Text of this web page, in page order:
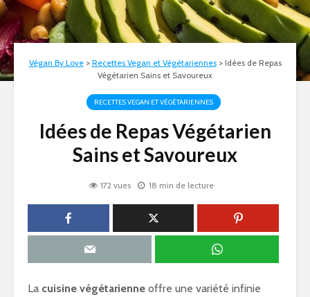
Végan By Love> Recettes Vegan et Végétariennes> Idées de Repas
Végétarien Sains et Savoureux
RECETTES VEGAN ET VÉGÉTARIENNES
Idées de Repas Végétarien
Sains et Savoureux
172 vues 18 min de lecture
La cuisine végétarienne offre une variété infinie